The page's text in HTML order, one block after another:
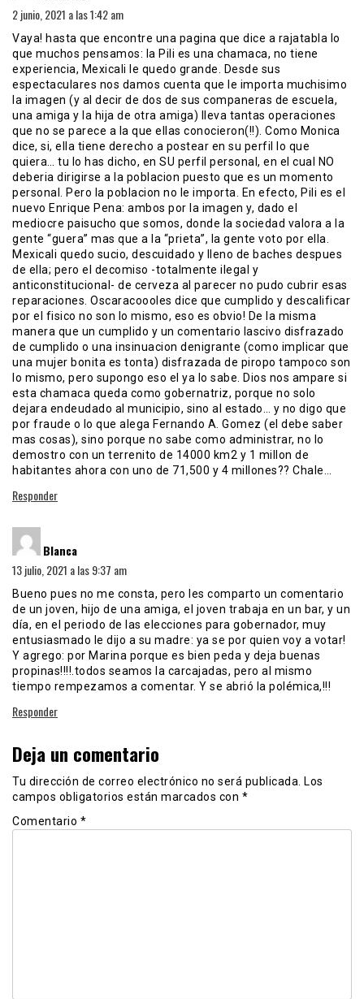
2 junio, 2021 a las 1:42 am
Vaya! hasta que encontre una pagina que dice a rajatabla lo
que muchos pensamos: la Pili es una chamaca, no tiene
experiencia, Mexicali le quedo grande. Desde sus
espectaculares nos damos cuenta que le importa muchisimo
la imagen (y al decir de dos de sus companeras de escuela,
una amiga y la hija de otra amiga) lleva tantas operaciones
que no se parece a la que ellas conocieron(!!). Como Monica
dice, si, ella tiene derecho a postear en su perfil lo que
quiera… tu lo has dicho, en SU perfil personal, en el cual NO
deberia dirigirse a la poblacion puesto que es un momento
personal. Pero la poblacion no le importa. En efecto, Pili es el
nuevo Enrique Pena: ambos por la imagen y, dado el
mediocre paisucho que somos, donde la sociedad valora a la
gente “guera” mas que a la “prieta”, la gente voto por ella.
Mexicali quedo sucio, descuidado y lleno de baches despues
de ella; pero el decomiso -totalmente ilegal y
anticonstitucional- de cerveza al parecer no pudo cubrir esas
reparaciones. Oscaracoooles dice que cumplido y descalificar
por el fisico no son lo mismo, eso es obvio! De la misma
manera que un cumplido y un comentario lascivo disfrazado
de cumplido o una insinuacion denigrante (como implicar que
una mujer bonita es tonta) disfrazada de piropo tampoco son
lo mismo, pero supongo eso el ya lo sabe. Dios nos ampare si
esta chamaca queda como gobernatriz, porque no solo
dejara endeudado al municipio, sino al estado… y no digo que
por fraude o lo que alega Fernando A. Gomez (el debe saber
mas cosas), sino porque no sabe como administrar, no lo
demostro con un terrenito de 14000 km2 y 1 millon de
habitantes ahora con uno de 71,500 y 4 millones?? Chale…
Responder
Blanca
13 julio, 2021 a las 9:37 am
Bueno pues no me consta, pero les comparto un comentario
de un joven, hijo de una amiga, el joven trabaja en un bar, y un
día, en el periodo de las elecciones para gobernador, muy
entusiasmado le dijo a su madre: ya se por quien voy a votar!
Y agrego: por Marina porque es bien peda y deja buenas
propinas!!!!.todos seamos la carcajadas, pero al mismo
tiempo rempezamos a comentar. Y se abrió la polémica,!!!
Responder
Deja un comentario
Tu dirección de correo electrónico no será publicada. Los
campos obligatorios están marcados con *
Comentario *